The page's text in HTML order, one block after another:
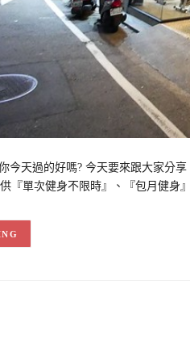
今天過的好嗎? 今天要來跟大家分
『單次健身不限時』、『包月健身